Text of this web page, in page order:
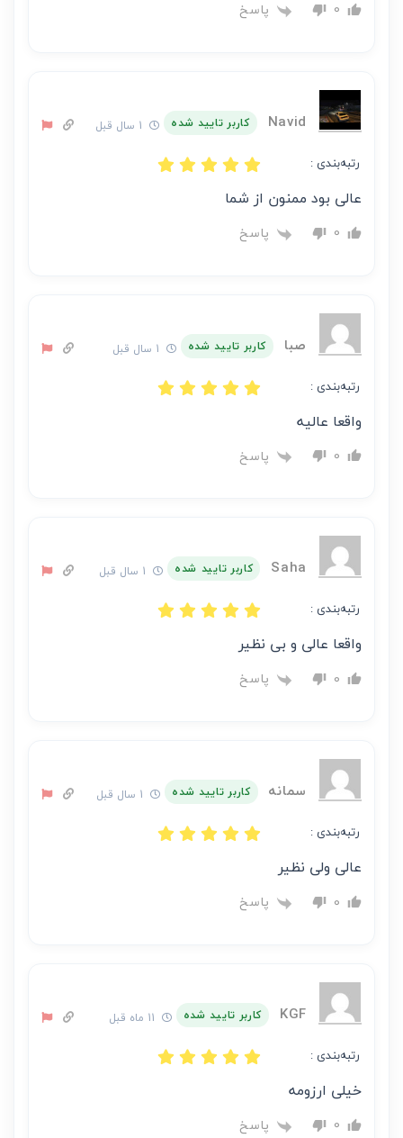
0 پاسخ
Navid کاربر تایید شده
رتبه‌بندی :
عالی بود ممنون از شما
0 پاسخ
صبا کاربر تایید شده
رتبه‌بندی :
واقعا عالیه
0 پاسخ
Saha کاربر تایید شده
رتبه‌بندی :
واقعا عالی و بی نظیر
0 پاسخ
سمانه کاربر تایید شده
رتبه‌بندی :
عالی ولی نظیر
0 پاسخ
KGF کاربر تایید شده
رتبه‌بندی :
خیلی ارزومه
0 پاسخ